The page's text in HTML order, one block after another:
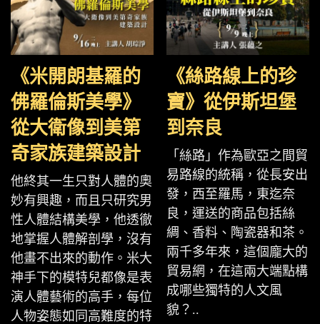
《米開朗基羅的
佛羅倫斯美學》
從大衛像到美第
奇家族建築設計
他終其一生只對人體的奧
妙有興趣，而且只研究男
性人體結構美學，他透徹
地掌握人體解剖學，沒有
他畫不出來的動作。米大
神手下的模特兒都像是表
演人體藝術的高手，每位
人物姿態如同高難度的特
《絲路線上的珍
寶》從伊斯坦堡
到奈良
「絲路」作為歐亞之間貿
易路線的統稱，從長安出
發，西至羅馬，東迄奈
良，運送的商品包括絲
綢、香料、陶瓷器和茶。
兩千多年來，這個龐大的
貿易網，在這兩大端點構
成哪些獨特的人文風
貌？..